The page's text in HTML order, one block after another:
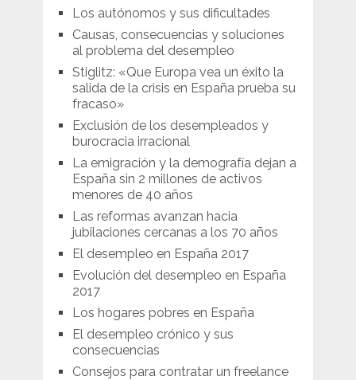
Los autónomos y sus dificultades
Causas, consecuencias y soluciones
al problema del desempleo
Stiglitz: «Que Europa vea un éxito la
salida de la crisis en España prueba su
fracaso»
Exclusión de los desempleados y
burocracia irracional
La emigración y la demografía dejan a
España sin 2 millones de activos
menores de 40 años
Las reformas avanzan hacia
jubilaciones cercanas a los 70 años
El desempleo en España 2017
Evolución del desempleo en España
2017
Los hogares pobres en España
El desempleo crónico y sus
consecuencias
Consejos para contratar un freelance